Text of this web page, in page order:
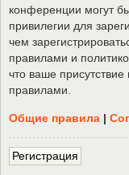
конференции могут
привилегии для
чем
правилами и
что ваше
правилами.
Общие правила |
Регистрация